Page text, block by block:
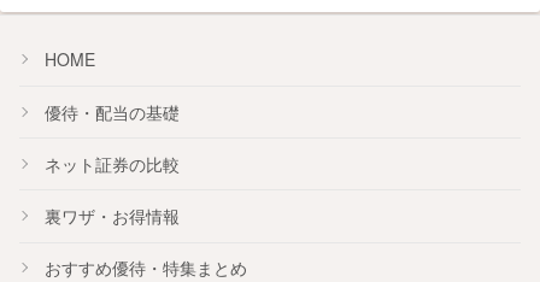
HOME
優待・配当の基礎
ネット証券の比較
裏ワザ・お得情報
おすすめ優待・ 特集まとめ